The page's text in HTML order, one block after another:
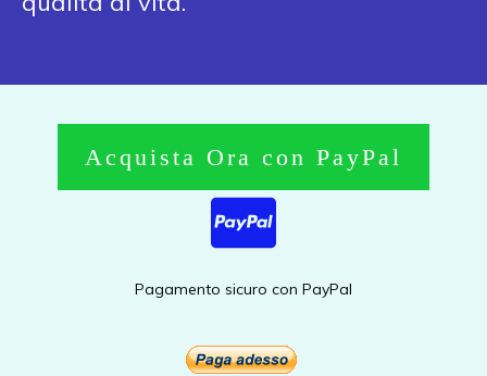
Acquista Ora con PayPal
Pagamento sicuro con PayPal